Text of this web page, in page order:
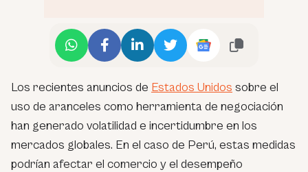
Los recientes anuncios de Estados Unidos sobre el
uso de aranceles como herramienta de negociación
han generado volatilidad e incertidumbre en los
mercados globales. En el caso de Perú, estas medidas
podrían afectar el comercio y el desempeño